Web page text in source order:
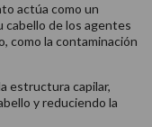
actúa como un
de los agentes
como la contaminación
estructura capilar,
y reduciendo la